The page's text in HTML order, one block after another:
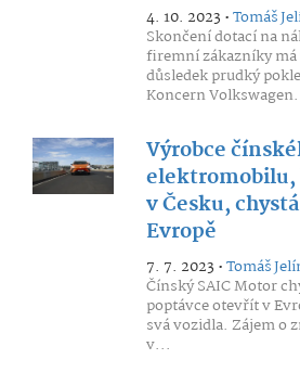
4. 10. 2023 •Tomáš
Skončení dotací na
firemní zákazníky má
důsledek prudký
Koncern
Výrobce
v Česku,
Evropě
7. 7. 2023 •Tomáš
Čínský SAIC Motor
poptávce otevřít v
svá vozidla. Zájem o
v...